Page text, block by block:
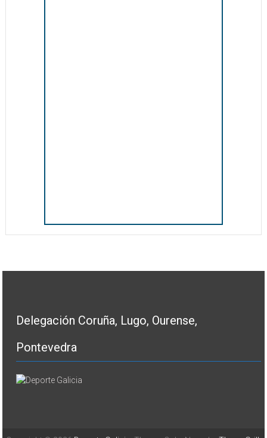
Delegación Coruña, Lugo, Ourense,
Pontevedra